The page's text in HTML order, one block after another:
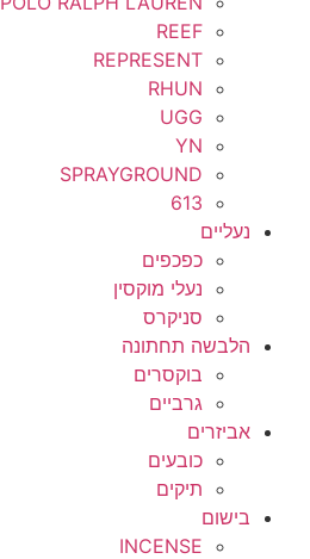
REEF
REPRESENT
RHUN
UGG
YN
SPRAYGROUND
613
נעליים
כפכפים
נעלי מוקסין
סניקרס
הלבשה תחתונה
בוקסרים
גרביים
אביזרים
כובעים
תיקים
בישום
INCENSE